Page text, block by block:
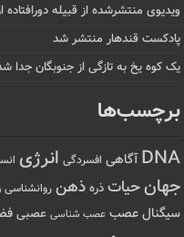
ویدیوی منتشرشده از قبیله
پادکست قندهار منتشر شد
یک کوه یخ به تازگی از جنوبگان جدا
برچسب‌ها
DNA آگاهی افسردگی انرژی
جهانحیات ذره ذهن روانشناسی
سیگنال عصب عصب شناسی عصبی